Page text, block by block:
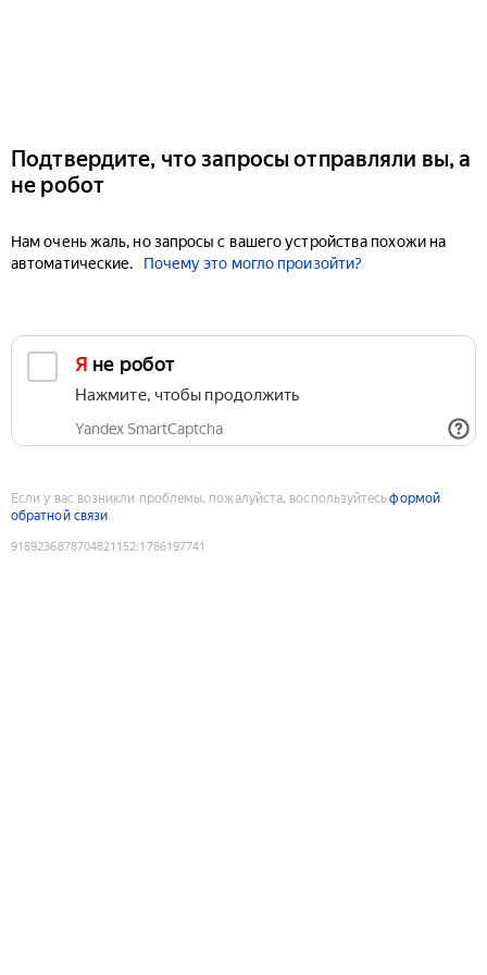
Подтвердите, что запросы отправляли вы, а
не робот
Нам очень жаль, но запросы с вашего устройства похожи на
автоматические.
Почему это могло произойти?
Я не робот
Нажмите, чтобы продолжить
Yandex SmartCaptcha
Если у вас возникли проблемы, пожалуйста, воспользуйтесьформой
обратной связи
9189236878704821152:1786197741